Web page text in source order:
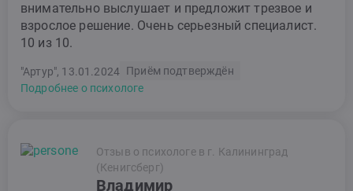
внимательно выслушает и предложит трезвое и
взрослое решение. Очень серьезный специалист.
10 из 10.
"Артур", 13.01.2024 Приём подтверждён
Подробнее о психологе
Отзыв о психологе в г. Калининград
(Кенигсберг)
Владимир